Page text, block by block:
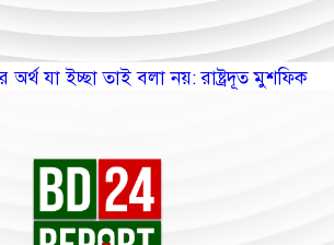
অর্থ যা ইচ্ছা তাই বলা নয়: রাষ্ট্রদূত মুশফিক